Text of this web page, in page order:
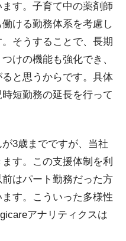
す。子育て中の薬剤師
ける勤務体系を考慮し
そうすることで、長期
けの機能も強化でき、
と思うからです。具体
短勤務の延長を行って
3歳までですが、当社
す。この支援体制を利
はパート勤務だった方
す。こういった多様性
アナリティクスは